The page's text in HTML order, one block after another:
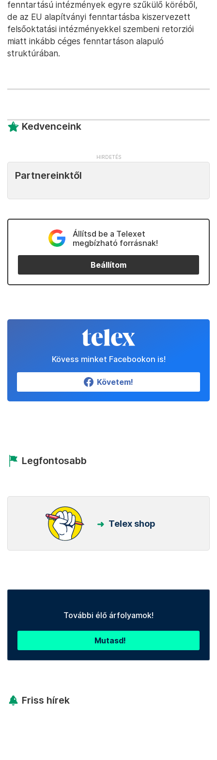
fenntartású intézmények egyre szűkülő köréből,
de az EU alapítványi fenntartásba kiszervezett
felsőoktatási intézményekkel szembeni retorziói
miatt inkább céges fenntartáson alapuló
struktúrában.
Kedvenceink
Partnereinktől
Állítsd be a Telexet
megbízható forrásnak!
Beállítom
Kövess minket Facebookon is!
Követem!
Legfontosabb
Telex shop
További élő árfolyamok!
Mutasd!
Friss hírek